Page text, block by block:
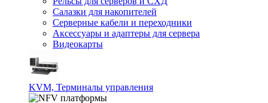
Салазки для накопителей
Серверные кабели и переходники
Аксессуары и адаптеры для сервера
Видеокарты
KVM, Терминалы управления